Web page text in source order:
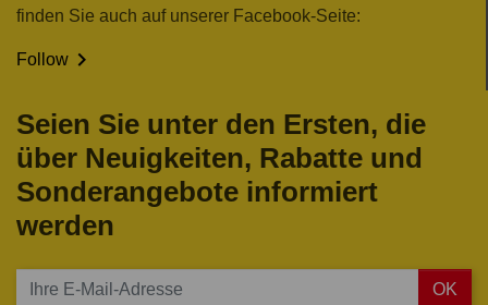
finden Sie auch auf unserer Facebook-Seite:
Follow 
Seien Sie unter den Ersten, die
über Neuigkeiten, Rabatte und
Sonderangebote informiert
werden
OK